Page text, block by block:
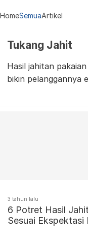
HomeSemuaArtikel
Tukang Jahit
Hasil jahitan
bikin pelanggannya
3 tahun lalu
6 Potret Hasil
Sesuai Ekspektasi